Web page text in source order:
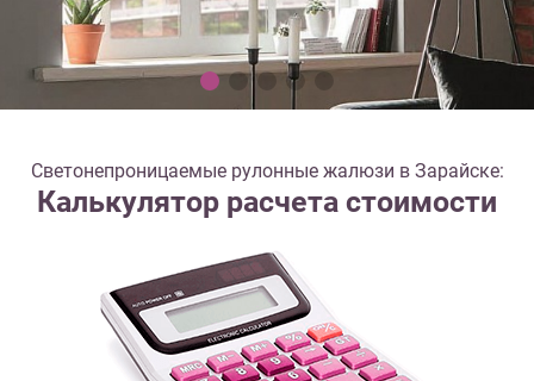
Светонепроницаемые рулонные жалюзи в Зарайске:
Калькулятор расчета стоимости